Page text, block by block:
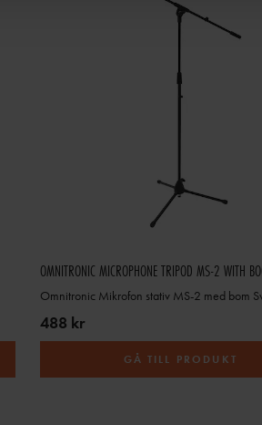
OMNITRONIC MICROPHONE TRIPOD MS-2 WITH
Omnitronic Mikrofon stativ MS-2 med bom
488 kr
GÅ TILL PRODUKT